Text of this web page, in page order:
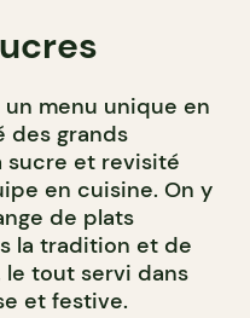
menu unique en
des grands
sucre et revisité
en cuisine. On y
de plats
la tradition et de
tout servi dans
et festive.